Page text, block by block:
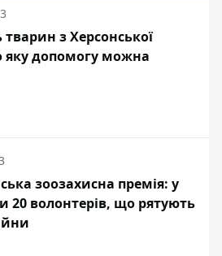
з Херсонської
яку допомогу можна
зоозахисна премія: у
20 волонтерів, що рятують